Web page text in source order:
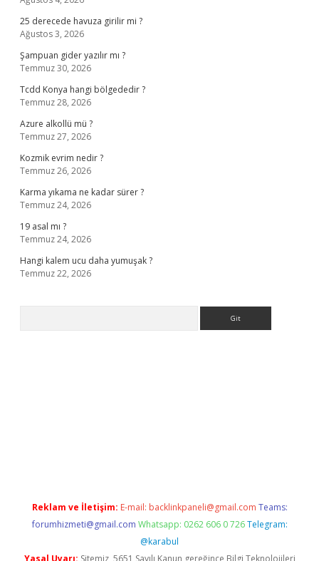
25 derecede havuza girilir mi ?
Ağustos 3, 2026
Şampuan gider yazılır mı ?
Temmuz 30, 2026
Tcdd Konya hangi bölgededir ?
Temmuz 28, 2026
Azure alkollü mü ?
Temmuz 27, 2026
Kozmik evrim nedir ?
Temmuz 26, 2026
Karma yıkama ne kadar sürer ?
Temmuz 24, 2026
19 asal mı ?
Temmuz 24, 2026
Hangi kalem ucu daha yumuşak ?
Temmuz 22, 2026
Reklam ve İletişim: E-mail: backlinkpaneli@gmail.com Teams:
forumhizmeti@gmail.com Whatsapp: 0262 606 0 726 Telegram:
@karabul
Yasal Uyarı: Sitemiz, 5651 Sayılı Kanun gereğince Bilgi Teknolojileri